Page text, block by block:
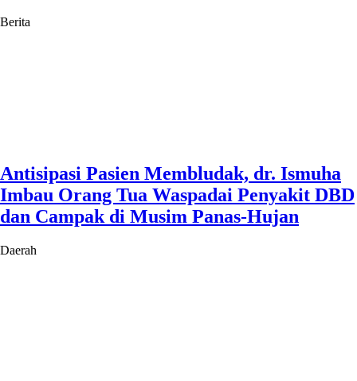
Berita
Antisipasi Pasien Membludak, dr. Ismuha
Imbau Orang Tua Waspadai Penyakit DBD
dan Campak di Musim Panas-Hujan
Daerah